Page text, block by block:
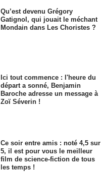
Qu’est devenu Grégory
Gatignol, qui jouait le méchant
Mondain dans Les Choristes ?
Ici tout commence : l'heure du
départ a sonné, Benjamin
Baroche adresse un message à
Zoï Séverin !
Ce soir entre amis : noté 4,5 sur
5, il est pour vous le meilleur
film de science-fiction de tous
les temps !